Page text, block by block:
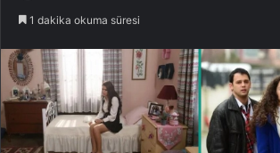
1 dakika okuma süresi